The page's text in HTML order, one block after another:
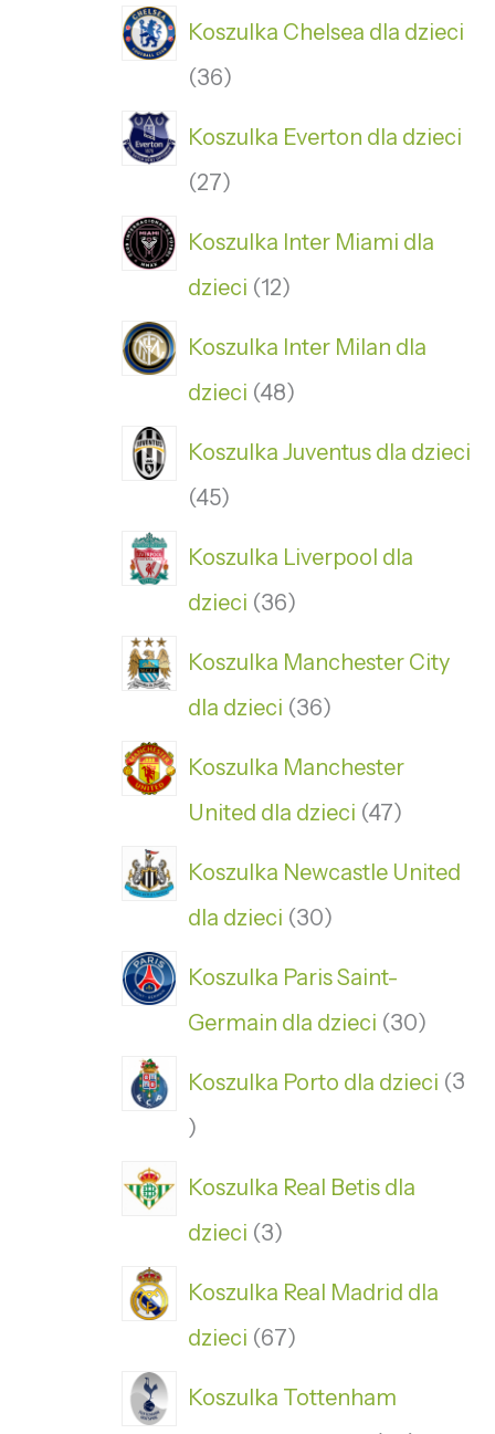
Koszulka Chelsea dla dzieci
36
Koszulka Everton dla dzieci
27
Koszulka Inter Miami dla
dzieci 12
Koszulka Inter Milan dla
dzieci 48
Koszulka Juventus dla dzieci
45
Koszulka Liverpool dla
dzieci 36
Koszulka Manchester City
dla dzieci 36
Koszulka Manchester
United dla dzieci 47
Koszulka Newcastle United
dla dzieci 30
Koszulka Paris Saint-
Germain dla dzieci 30
Koszulka Porto dla dzieci 3
Koszulka Real Betis dla
dzieci 3
Koszulka Real Madrid dla
dzieci 67
Koszulka Tottenham